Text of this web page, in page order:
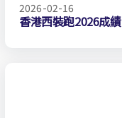
2026-02-16
香港西裝跑2026成